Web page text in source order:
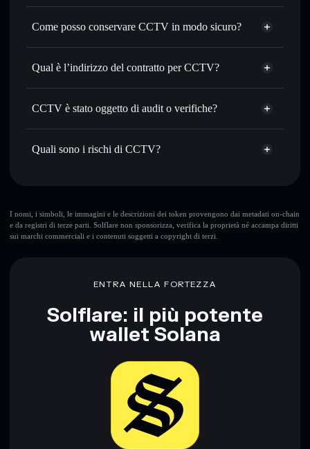
con il routing intelligente dell’ordine
Impostare ordini limite— automatizza i tuoi trade al
CCTV nel tempo
Inviare in modo riservato— trasferisci CCTV senza
privacy incorporato di Solflare
Monitorare in tempo reale— conosci prezzo, volume,
capitalizzazione di mercato e liquidità di CCTV
Aggregatore di privacy
Solflare
Come posso conservare CCTV in modo sicuro?
CCTV
Aggregatore di privacy
Qual è l’indirizzo del contratto per CCTV?
CCTV
CCTV è stato oggetto di audit o verifiche?
CCTV non è verificato
Quali sono i rischi di CCTV?
I nomi, i simboli, le immagini e le descrizioni dei token provengono dai metadati on-chain
e da registri di terze parti. Solflare non sponsorizza, verifica la proprietà né accampa diritti
sui marchi commerciali e i contenuti soggetti a copyright di terzi.
ENTRA NELLA FORTEZZA
Solflare: il più potente
wallet Solana
Scarica ora